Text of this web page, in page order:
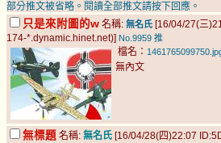
部分推文被省略。閱讀全部推文請按下回應。
只是來附圖的w 名稱: 無名氏 [16/04/27(三
174-*.dynamic.hinet.net)] No.9959 推
檔名：
無內文
無標題 名稱: 無名氏 [16/04/28(四)22:07